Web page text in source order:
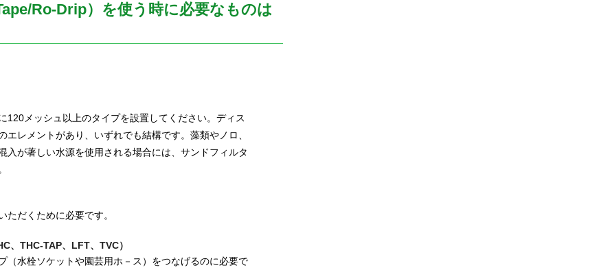
Ro-Drip）を使う時に必要なものは
120メッシュ以上のタイプを設置してください。ディス
エレメントがあり、いずれでも結構です。藻類やノロ、
入が著しい水源を使用される場合には、サンドフィルタ
ただくために必要です。
、THC-TAP、LFT、TVC）
（水栓ソケットや園芸用ホ－ス）をつなげるのに必要で